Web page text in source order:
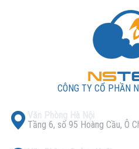
CÔNG TY CỔ PHẦN
Tầng 6, số 95 Hoàng Cầu, Ô